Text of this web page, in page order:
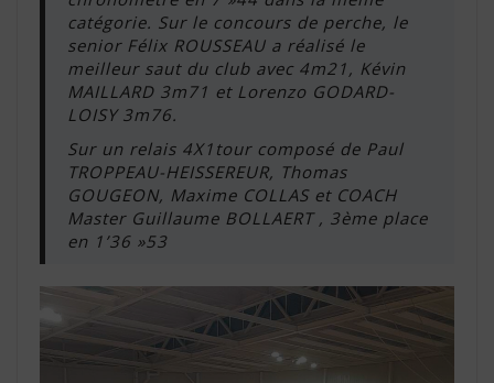
catégorie. Sur le concours de perche, le
senior Félix ROUSSEAU a réalisé le
meilleur saut du club avec 4m21, Kévin
MAILLARD 3m71 et Lorenzo GODARD-
LOISY 3m76.
Sur un relais 4X1tour composé de Paul
TROPPEAU-HEISSEREUR, Thomas
GOUGEON, Maxime COLLAS et COACH
Master Guillaume BOLLAERT , 3ème place
en 1’36 »53